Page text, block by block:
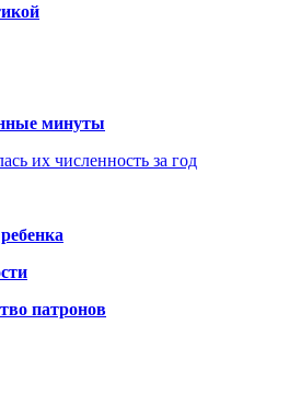
минуты
их численность за год
патронов